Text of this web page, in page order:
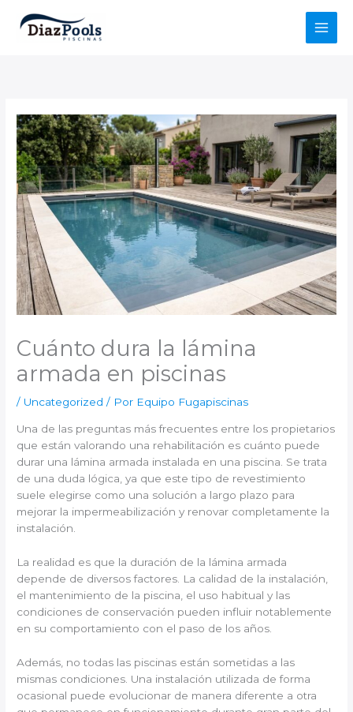
contenido
Cuánto dura la lámina
armada en piscinas
/ Uncategorized / Por Equipo Fugapiscinas
Una de las preguntas más frecuentes entre los propietarios
que están valorando una rehabilitación es cuánto puede
durar una lámina armada instalada en una piscina. Se trata
de una duda lógica, ya que este tipo de revestimiento
suele elegirse como una solución a largo plazo para
mejorar la impermeabilización y renovar completamente la
instalación.
La realidad es que la duración de la lámina armada
depende de diversos factores. La calidad de la instalación,
el mantenimiento de la piscina, el uso habitual y las
condiciones de conservación pueden influir notablemente
en su comportamiento con el paso de los años.
Además, no todas las piscinas están sometidas a las
mismas condiciones. Una instalación utilizada de forma
ocasional puede evolucionar de manera diferente a otra